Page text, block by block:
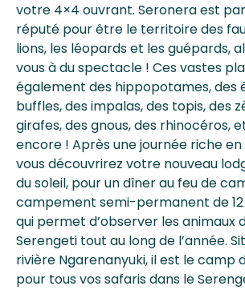
votre 4×4 ouvrant. Seronera est
réputé pour être le territoire des
lions, les léopards et les guépards,
vous à du spectacle ! Ces vastes
également des hippopotames, des
buffles, des impalas, des topis, des
girafes, des gnous, des rhinocéros,
encore ! Après une journée riche
vous découvrirez votre nouveau
du soleil, pour un dîner au feu de
campement semi-permanent de
qui permet d’observer les animaux
Serengeti tout au long de l’année.
rivière Ngarenanyuki, il est le camp
pour tous vos safaris dans le